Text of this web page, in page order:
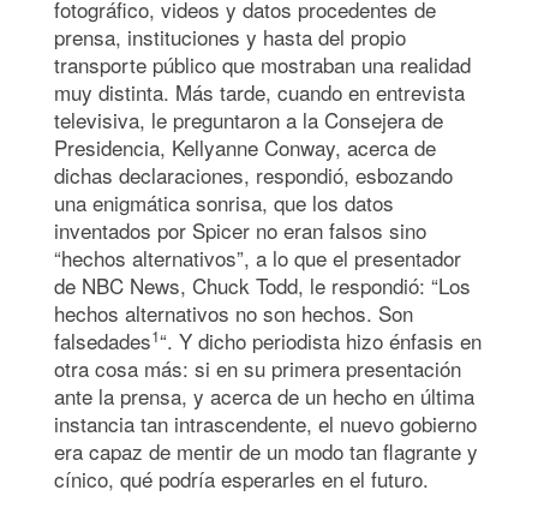
fotográfico, videos y datos procedentes de
prensa, instituciones y hasta del propio
transporte público que mostraban una realidad
muy distinta. Más tarde, cuando en entrevista
televisiva, le preguntaron a la Consejera de
Presidencia, Kellyanne Conway, acerca de
dichas declaraciones, respondió, esbozando
una enigmática sonrisa, que los datos
inventados por Spicer no eran falsos sino
“hechos alternativos”, a lo que el presentador
de NBC News, Chuck Todd, le respondió: “Los
hechos alternativos no son hechos. Son
falsedades1“. Y dicho periodista hizo énfasis en
otra cosa más: si en su primera presentación
ante la prensa, y acerca de un hecho en última
instancia tan intrascendente, el nuevo gobierno
era capaz de mentir de un modo tan flagrante y
cínico, qué podría esperarles en el futuro.